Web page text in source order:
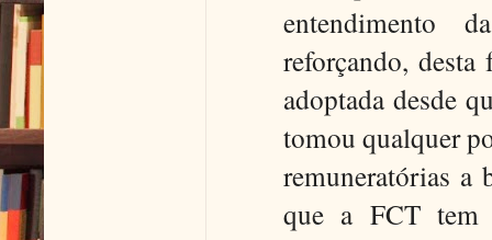
entendimento
reforçando,
adoptada desde
tomou qualquer
remuneratórias a
que a FCT tem